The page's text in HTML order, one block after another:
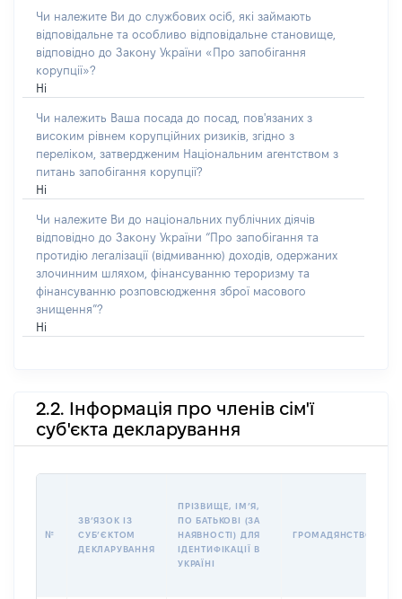
Чи належите Ви до службових осіб, які займають
відповідальне та особливо відповідальне становище,
відповідно до Закону України «Про запобігання
корупції»?
Ні
Чи належить Ваша посада до посад, пов'язаних з
високим рівнем корупційних ризиків, згідно з
переліком, затвердженим Національним агентством з
питань запобігання корупції?
Ні
Чи належите Ви до національних публічних діячів
відповідно до Закону України “Про запобігання та
протидію легалізації (відмиванню) доходів, одержаних
злочинним шляхом, фінансуванню тероризму та
фінансуванню розповсюдження зброї масового
знищення”?
Ні
2.2. Інформація про членів сім'ї
суб'єкта декларування
№
ЗВʼЯЗОК ІЗ
СУБʼЄКТОМ
ДЕКЛАРУВАННЯ
ПРІЗВИЩЕ, ІМʼЯ,
ПО БАТЬКОВІ (ЗА
НАЯВНОСТІ) ДЛЯ
ІДЕНТИФІКАЦІЇ В
УКРАЇНІ
ГРОМАДЯНСТВО